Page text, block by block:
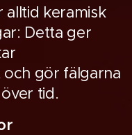
keramisk
Detta ger
gör fälgarna
tid.